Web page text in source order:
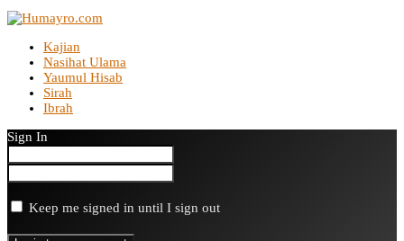
Kajian
Nasihat Ulama
Yaumul Hisab
Sirah
Ibrah
Sign In
Keep me signed in until I sign out